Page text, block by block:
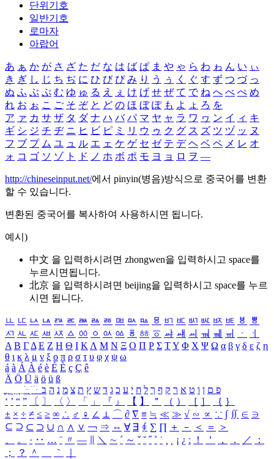
단위기호
일반기호
로마자
아랍어
あ ぁ か が さ ざ た だ な は ば ぱ ま や ゃ ら わ ゎ ん い ぃ
き ぎ し じ ち ぢ に ひ び ぴ み り う ぅ く ぐ す ず つ づ っ
ぬ ふ ぶ ぷ む ゆ ゅ る え ぇ け げ せ ぜ て で ね へ べ ぺ め
れ お ぉ こ ご そ ぞ と ど の ほ ぼ ぽ も よ ょ ろ を
ア ァ カ サ ザ タ ダ ナ ハ バ パ マ ヤ ャ ラ ワ ヮ ン イ ィ キ
ギ シ ジ チ ヂ ニ ヒ ビ ピ ミ リ ウ ゥ ク グ ス ズ ツ ヅ ッ ヌ
フ ブ プ ム ユ ュ ル エ ェ ケ ゲ セ ゼ テ デ ヘ ベ ペ メ レ オ
ォ コ ゴ ソ ゾ ト ド ノ ホ ボ ポ モ ヨ ョ ロ ヲ ―
http://chineseinput.net/에서 pinyin(병음)방식으로 중국어를 변환
할 수 있습니다.
변환된 중국어를 복사하여 사용하시면 됩니다.
예시)
中文 을 입력하시려면 zhongwen을 입력하시고 space를
누르시면됩니다.
北京 을 입력하시려면 beijing을 입력하시고 space를 누르
시면 됩니다.
ㅥ ㅦ ㅧ ㅨ ㅩ ㅪ ㅫ ㅬ ㅭ ㅮ ㅯ ㅰ ㅱ ㅲ ㅳ ㅴ ㅵ ㅶ ㅷ ㅸ
ㅹ
ㅺ ㅻ ㅼ ㅽ ㅾ ㅿ ㆀ ㆁ ㆂ ㆃ ㆄ ㆅ ㆆ ㆇ ㆈ ㆉ ㆊ ㆋ ㆌ ㆍ
ㆎ
Α Β ΓΔ Ε Ζ Η Θ Ι ΚΛ Μ Ν Ξ Ο Π Ρ Σ ΤΥ Φ Χ Ψ Ω α β γ δ ε ζ η
θ ι κ λ μ ν ξ ο π ρ σ τ υ φ χ ψ ω
á à Á À é è É È ç Ç ê
Ä Ö Ü ä ö ü ß
ִֶֹ ֻּ ׁׂ פ ם ן ו ט א ר ק ף ך ל ח י ע כ ג ד ש ץ ת צ מ נ ה ב
‘ ’ “ ” 〔 〕 〈 〉 「 」 『 』 【 】 ＂ （ ） ［ ］ ｛ ｝
± × ÷ ≠ ≤ ≥ ∞ ∴ ♂ ♀ ∠ ⊥ ⌒ ∂ ∇ ≡ ≒ ≪ ≫ √ ∽ ∝ ∵ ∫ ∬ ∈ ∋
⊆ ⊇ ⊂ ⊃ ∪ ∩ ∧ ∨ ￢ ⇒ ⇔ ∀ ∃ ∮ ∑ ∏ ＋ － ＜ ＝
＞
、
。 · ‥ … ¨ 〃 ― ＼ ∼ ´ ～ ˇ ˘ ˝ ˚ ˙ ¸ ¡ ¿ ː ！ ＇ ， ． ／
：
；
？ ＾ ｀